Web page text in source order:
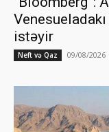
istəyir
Neft və Qaz 09/08/2026